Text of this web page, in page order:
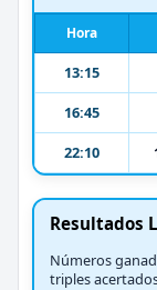
Hora
13:15
16:45
22:10
Resultados
Números
triples